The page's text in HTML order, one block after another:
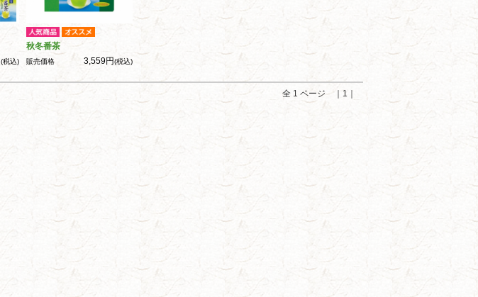
(税込)
秋冬番茶
販売価格 3,559円(税込)
全 1 ページ ｜1｜